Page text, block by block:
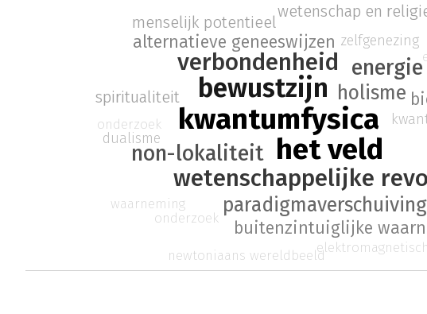
kwantumfysica
het veld
bewustzijn
wetenschappelijke
verbondenheid
paradigmaverschuiving
non-lokaliteit
holisme
energie
alternatieve geneeswijzen
buitenzintuiglijke
menselijk potentieel
dualisme
spiritualiteit
wetenschap en
zelfgenezing
onderzoek
onderzoek
waarneming
newtoniaans wereldbeeld